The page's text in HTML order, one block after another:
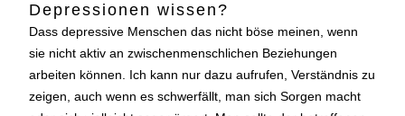
Depressionen wissen?
Dass depressive Menschen das nicht böse meinen, wenn
sie nicht aktiv an zwischenmenschlichen Beziehungen
arbeiten können. Ich kann nur dazu aufrufen, Verständnis zu
zeigen, auch wenn es schwerfällt, man sich Sorgen macht